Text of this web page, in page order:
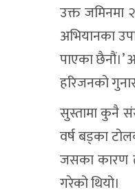
उक्त जमिनमा
अभियानका
पाएका छैनौं।’
हरिजनको
सुस्तामा कुनै
वर्ष बड्का
जसका कारण
गरेको थियो।